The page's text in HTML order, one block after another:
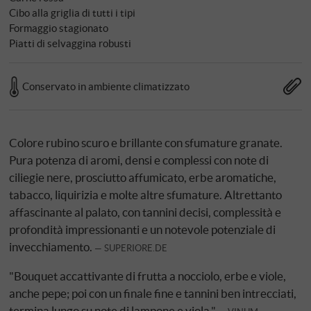
Cibo alla griglia di tutti i tipi
Formaggio stagionato
Piatti di selvaggina robusti
Conservato in ambiente climatizzato
Colore rubino scuro e brillante con sfumature granate.
Pura potenza di aromi, densi e complessi con note di
ciliegie nere, prosciutto affumicato, erbe aromatiche,
tabacco, liquirizia e molte altre sfumature. Altrettanto
affascinante al palato, con tannini decisi, complessità e
profondità impressionanti e un notevole potenziale di
invecchiamento.
SUPERIORE.DE
"Bouquet accattivante di frutta a nocciolo, erbe e viole,
anche pepe; poi con un finale fine e tannini ben intrecciati,